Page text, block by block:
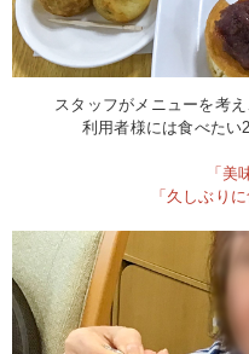
スタッフがメニューを考
利用者様には食べたい
「美
「久しぶり